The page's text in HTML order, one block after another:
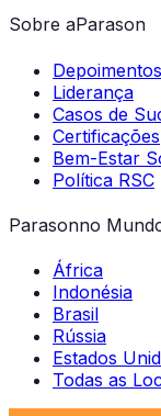
Sobre aParason
Depoimentos
Liderança
Casos de
Certificações
Bem-Estar
Política RSC
Parasonno
África
Indonésia
Brasil
Rússia
Estados
Todas as